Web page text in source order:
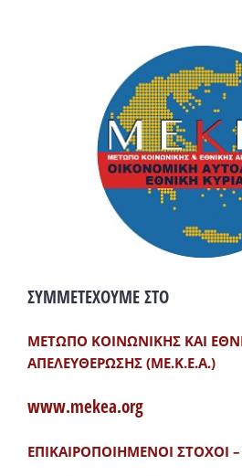
ΣΥΜΜΕΤΕΧΟΥΜΕ ΣΤΟ
ΜΕΤΩΠΟ ΚΟΙΝΩΝΙΚΗΣ ΚΑΙ
ΑΠΕΛΕΥΘΕΡΩΣΗΣ (ΜΕ.Κ.Ε.Α.)
www.mekea.org
ΕΠΙΚΑΙΡΟΠΟΙΗΜΕΝΟΙ ΣΤΟΧΟΙ